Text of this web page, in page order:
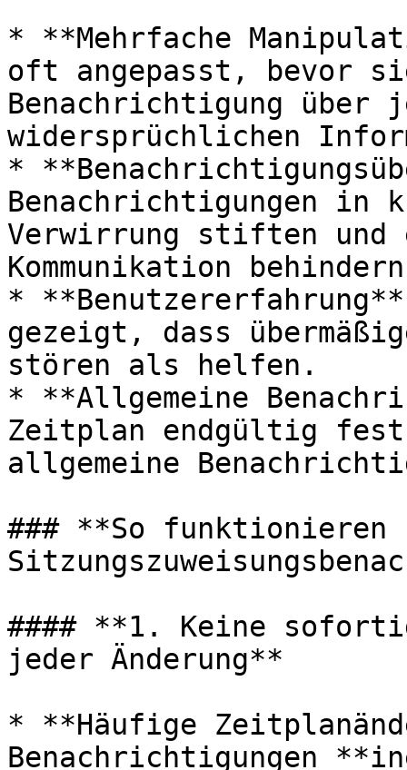
* **Mehrfache
oft angepasst, bevor
Benachrichtigung über
widersprüchlichen
*
Benachrichtigungen in
Verwirrung stiften
Kommunikation
*
gezeigt, dass
stören als helfen.
* **Allgemeine
Zeitplan endgültig
allgemeine
### **So funktionieren
#### **1. Keine
jeder Änderung**
* **Häufige
Benachrichtigungen